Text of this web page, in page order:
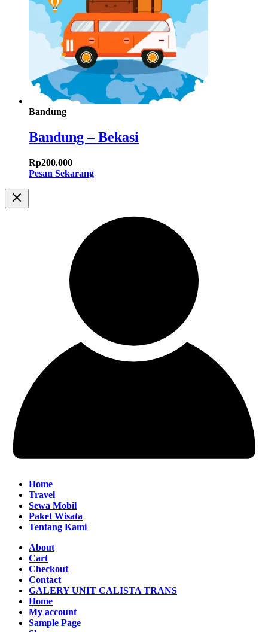
Bandung
Bandung – Bekasi
Rp200.000
Pesan Sekarang
Home
Travel
Sewa Mobil
Paket Wisata
Tentang Kami
About
Cart
Checkout
Contact
GALERY UNIT CALISTA TRANS
Home
My account
Sample Page